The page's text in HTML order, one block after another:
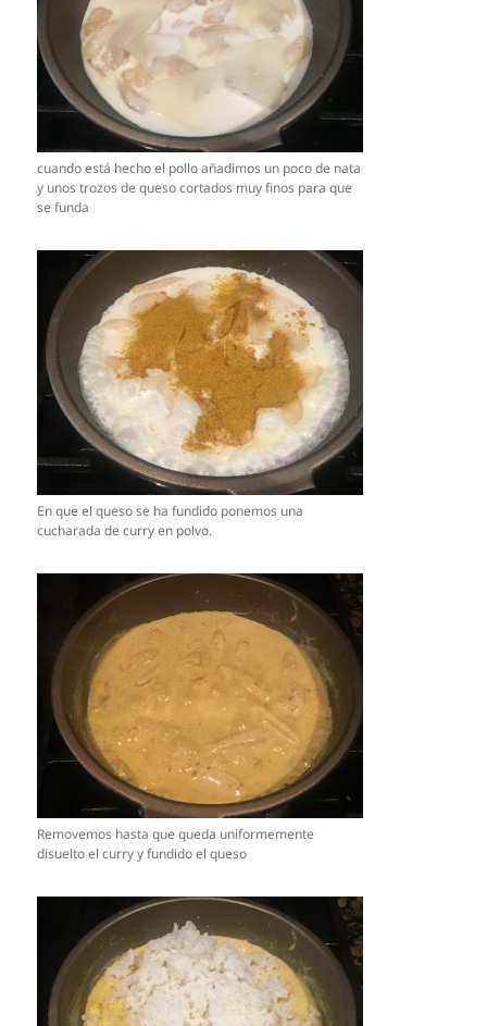
cuando está hecho el pollo añadimos un poco de nata
y unos trozos de queso cortados muy finos para que
se funda
En que el queso se ha fundido ponemos una
cucharada de curry en polvo.
Removemos hasta que queda uniformemente
disuelto el curry y fundido el queso